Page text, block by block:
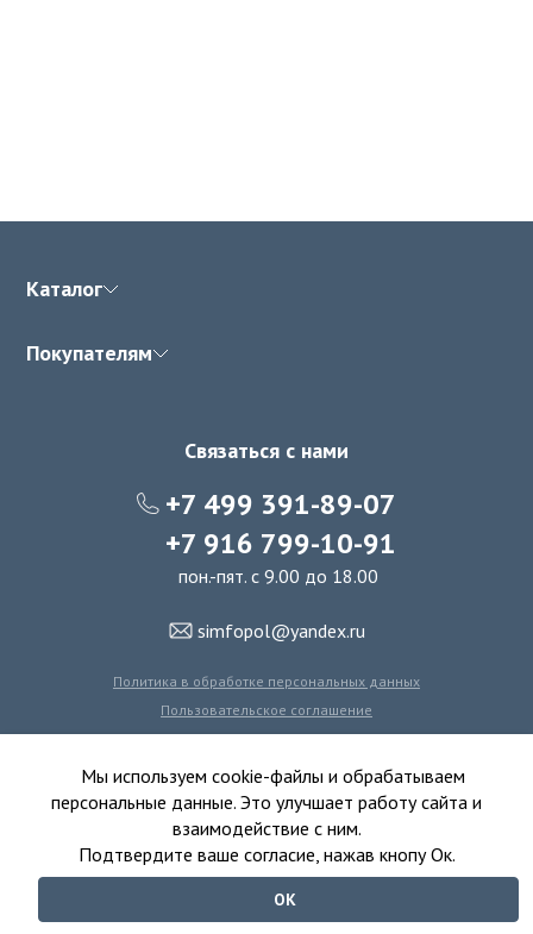
Каталог
Покупателям
Связаться с нами
+7 499 391-89-07
+7 916 799-10-91
пон.-пят. с 9.00 до 18.00
simfopol@yandex.ru
Политика в обработке персональных данных
Пользовательское соглашение
Политика использования файлов cookie
© 2016-2026 Симфония Пола - интернет-магазин
ковролина, линолеума, виниловых полов и ковровой плитки.
Мы используем cookie-файлы и обрабатываем
персональные данные. Это улучшает работу сайта и
взаимодействие с ним.
Подтвердите ваше согласие, нажав кнопу Ок.
ОК